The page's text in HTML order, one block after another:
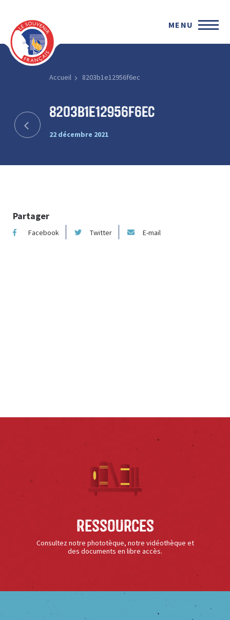
MENU
Accueil 8203b1e12956f6ec
8203b1e12956f6ec
22 décembre 2021
Partager
Facebook Twitter E-mail
Ressources
Consultez notre phototèque, notre vidéothèque et
des documents en libre accès.